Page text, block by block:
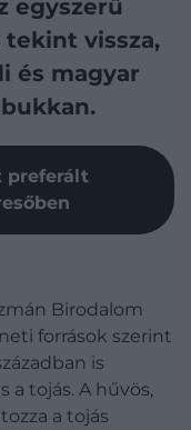
egyszerű
tekint vissza,
és magyar
preferált
Birodalom
források szerint
is
a tojás. A hűvös,
a tojás